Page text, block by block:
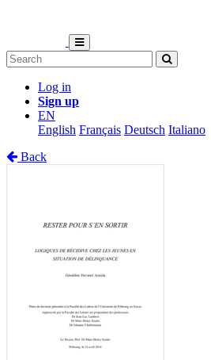
Log in
Sign up
EN
English Français Deutsch Italiano
Back